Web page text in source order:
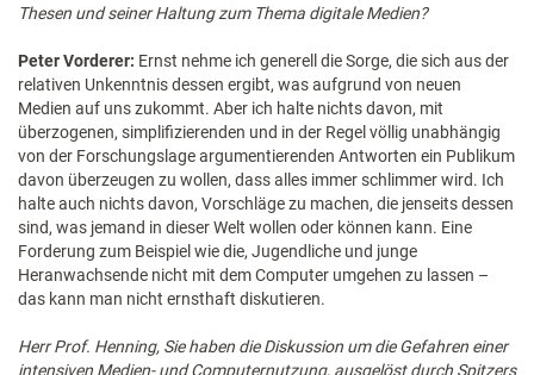
Thesen und seiner Haltung zum Thema digitale Medien?
Peter Vorderer: Ernst nehme ich generell die Sorge, die sich aus der
relativen Unkenntnis dessen ergibt, was aufgrund von neuen
Medien auf uns zukommt. Aber ich halte nichts davon, mit
überzogenen, simplifizierenden und in der Regel völlig unabhängig
von der Forschungslage argumentierenden Antworten ein Publikum
davon überzeugen zu wollen, dass alles immer schlimmer wird. Ich
halte auch nichts davon, Vorschläge zu machen, die jenseits dessen
sind, was jemand in dieser Welt wollen oder können kann. Eine
Forderung zum Beispiel wie die, Jugendliche und junge
Heranwachsende nicht mit dem Computer umgehen zu lassen –
das kann man nicht ernsthaft diskutieren.
Herr Prof. Henning, Sie haben die Diskussion um die Gefahren einer
intensiven Medien- und Computernutzung, ausgelöst durch Spitzers